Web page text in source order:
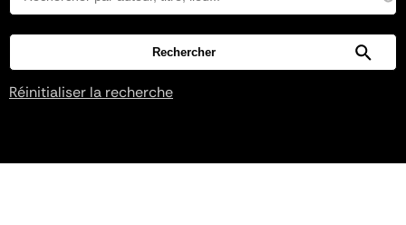
Réinitialiser la recherche